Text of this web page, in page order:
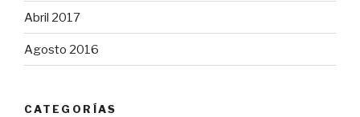
Abril 2017
Agosto 2016
CATEGORÍAS